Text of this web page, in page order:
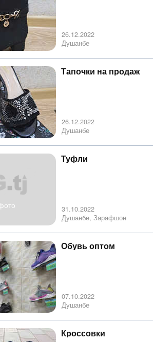
26.12.2022
Душанбе
Тапочки на продаж
26.12.2022
Душанбе
Туфли
31.10.2022
Душанбе, Зарафшон
Обувь оптом
07.10.2022
Душанбе
Кроссовки